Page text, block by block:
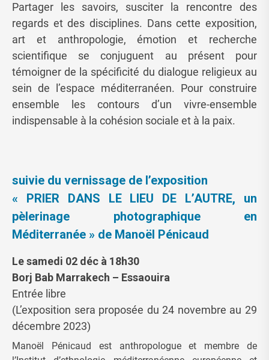
Partager les savoirs, susciter la rencontre des
regards et des disciplines. Dans cette exposition,
art et anthropologie, émotion et recherche
scientifique se conjuguent au présent pour
témoigner de la spécificité du dialogue religieux au
sein de l’espace méditerranéen. Pour construire
ensemble les contours d’un vivre-ensemble
indispensable à la cohésion sociale et à la paix.
suivie du vernissage de l’exposition
« PRIER DANS LE LIEU DE L’AUTRE, un
pèlerinage photographique en
Méditerranée » de Manoël Pénicaud
Le samedi 02 déc à 18h30
Borj Bab Marrakech – Essaouira
Entrée libre
(L’exposition sera proposée du 24 novembre au 29
décembre 2023)
Manoël Pénicaud est anthropologue et membre de